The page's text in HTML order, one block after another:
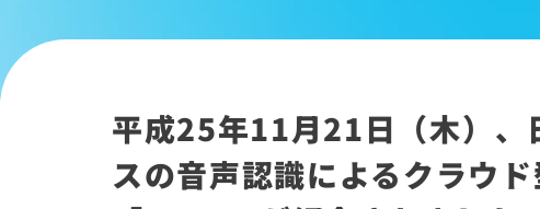
会社沿革
サステナビリティ
メディ
イベン
平成25年11月21日（木）、
スの音声認識によるクラウ